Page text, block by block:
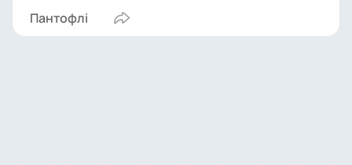
Пантофлі